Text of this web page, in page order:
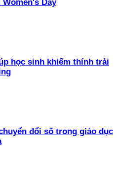
Day
học sinh khiếm thính trải
đổi số trong giáo dục